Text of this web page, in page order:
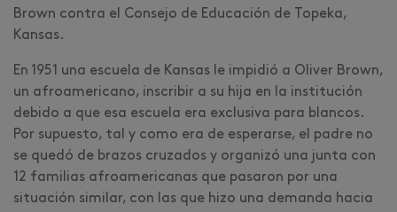
Brown contra el Consejo de Educación de Topeka,
Kansas.
En 1951 una escuela de Kansas le impidió a Oliver Brown,
un afroamericano, inscribir a su hija en la institución
debido a que esa escuela era exclusiva para blancos.
Por supuesto, tal y como era de esperarse, el padre no
se quedó de brazos cruzados y organizó una junta con
12 familias afroamericanas que pasaron por una
situación similar, con las que hizo una demanda hacia